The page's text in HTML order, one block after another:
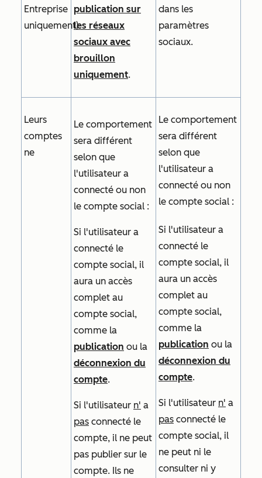
Entreprise
uniquement)
publication sur
les réseaux
sociaux avec
brouillon
uniquement.
dans les
paramètres
sociaux.
Leurs
comptes
ne
Le comportement
sera différent
selon que
l'utilisateur a
connecté ou non
le compte social :
Si l'utilisateur a
connecté le
compte social, il
aura un accès
complet au
compte social,
comme la
publication ou la
déconnexion du
compte.
Si l'utilisateur n' a
pas connecté le
compte, il ne peut
pas publier sur le
compte. Ils ne
Le comportement
sera différent
selon que
l'utilisateur a
connecté ou non
le compte social :
Si l'utilisateur a
connecté le
compte social, il
aura un accès
complet au
compte social,
comme la
publication ou la
déconnexion du
compte.
Si l'utilisateur n' a
pas connecté le
compte social, il
ne peut ni le
consulter ni y